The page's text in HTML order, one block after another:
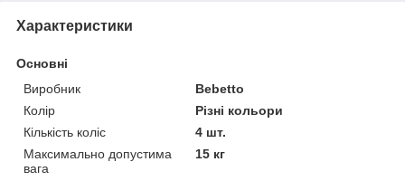
Характеристики
Основні
Виробник
Bebetto
Колір
Різні кольори
Кількість коліс
4 шт.
Максимально допустима
вага
15 кг